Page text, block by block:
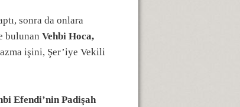
sonra da onlara
bulunan Vehbi Hoca,
işini, Şer’iye Vekili
Efendi’nin Padişah